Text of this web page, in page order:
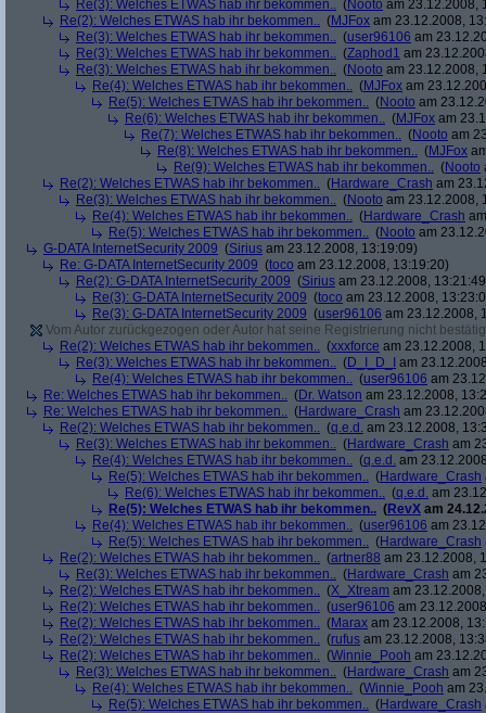
Re(3): Welches ETWAS hab ihr bekommen.. ( Nooto am 23.12.2008,
Re(2): Welches ETWAS hab ihr bekommen.. (MJFox am 23.12.2008,
Re(3): Welches ETWAS hab ihr bekommen.. (user96106 am
Re(3): Welches ETWAS hab ihr bekommen.. (Zaphod1 am
Re(3): Welches ETWAS hab ihr bekommen.. (Nooto am 23.12.2008,
Re(4): Welches ETWAS hab ihr bekommen.. (MJFox am
Re(5): Welches ETWAS hab ihr bekommen.. (Nooto am
Re(6): Welches ETWAS hab ihr bekommen.. (MJFox am
Re(7): Welches ETWAS hab ihr bekommen.. (Nooto am
Re(8): Welches ETWAS hab ihr bekommen.. (MJFox
Re(9): Welches ETWAS hab ihr bekommen.. (Nooto
Re(2): Welches ETWAS hab ihr bekommen.. (Hardware_Crash am
Re(3): Welches ETWAS hab ihr bekommen.. (Nooto am 23.12.2008,
Re(4): Welches ETWAS hab ihr bekommen.. (Hardware_Crash
Re(5): Welches ETWAS hab ihr bekommen.. (Nooto am
G-DATA InternetSecurity 2009 (Sirius am 23.12.2008, 13:19:09)
Re: G-DATA InternetSecurity 2009 (toco am 23.12.2008, 13:19:20)
Re(2): G-DATA InternetSecurity 2009 (Sirius am 23.12.2008,
Re(3): G-DATA InternetSecurity 2009 (toco am 23.12.2008,
Re(3): G-DATA InternetSecurity 2009 (user96106 am 23.12.2008,
Vom Autor zurückgezogen oder Autor hat seine Registrierung nicht
Re(2): Welches ETWAS hab ihr bekommen.. (xxxforce am 23.12.2008,
Re(3): Welches ETWAS hab ihr bekommen.. (D_I_D_I
am
Re(4): Welches ETWAS hab ihr bekommen.. (user96106 am
Re: Welches ETWAS hab ihr bekommen.. (Dr. Watson am 23.12.2008,
Re: Welches ETWAS hab ihr bekommen.. (Hardware_Crash am
Re(2): Welches ETWAS hab ihr bekommen.. (q.e.d. am 23.12.2008,
Re(3): Welches ETWAS hab ihr bekommen.. (Hardware_Crash am
Re(4): Welches ETWAS hab ihr bekommen.. (q.e.d. am
Re(5): Welches ETWAS hab ihr bekommen.. (Hardware_Crash
Re(6): Welches ETWAS hab ihr bekommen.. (q.e.d. am
Re(5): Welches ETWAS hab ihr bekommen.. (RevX am
Re(4): Welches ETWAS hab ihr bekommen.. (user96106 am
Re(5): Welches ETWAS hab ihr bekommen.. (Hardware_Crash
Re(2): Welches ETWAS hab ihr bekommen.. (artner88 am 23.12.2008,
Re(3): Welches ETWAS hab ihr bekommen.. (Hardware_Crash am
Re(2): Welches ETWAS hab ihr bekommen.. (X_Xtream am
Re(2): Welches ETWAS hab ihr bekommen.. (user96106 am
Re(2): Welches ETWAS hab ihr bekommen.. (Marax am 23.12.2008,
Re(2): Welches ETWAS hab ihr bekommen.. (rufus am 23.12.2008,
Re(2): Welches ETWAS hab ihr bekommen.. (Winnie_Pooh am
Re(3): Welches ETWAS hab ihr bekommen.. (Hardware_Crash am
Re(4): Welches ETWAS hab ihr bekommen.. (Winnie_Pooh am
Re(5): Welches ETWAS hab ihr bekommen.. (Hardware_Crash